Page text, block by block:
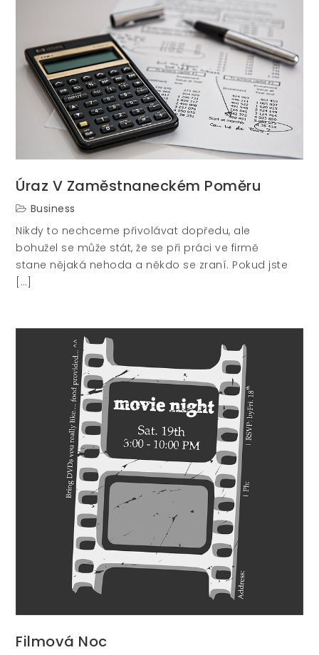
Úraz V Zaměstnaneckém Poměru
Business
Nikdy to nechceme přivolávat dopředu, ale
bohužel se může stát, že se při práci ve firmě
stane nějaká nehoda a někdo se zraní. Pokud jste
[…]
Filmová Noc